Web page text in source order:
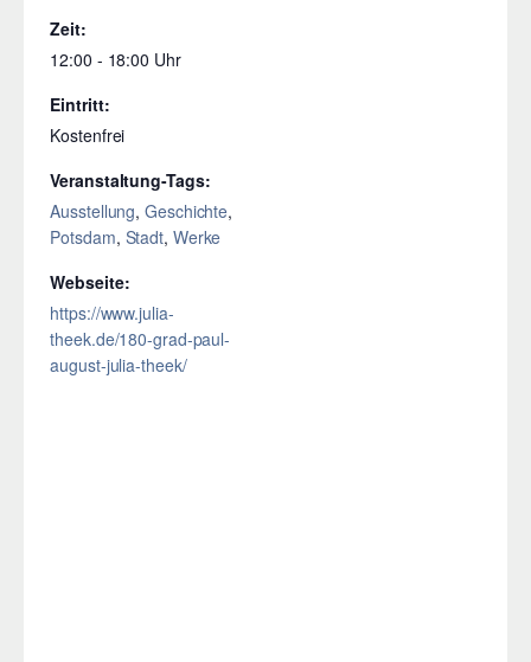
Zeit:
12:00 - 18:00
Eintritt:
Kostenfrei
Veranstaltung-Tags:
Ausstellung,Geschichte,
Potsdam, Stadt, Werke
Webseite:
https://www.julia-
theek.de/180-grad-paul-
august-julia-theek/